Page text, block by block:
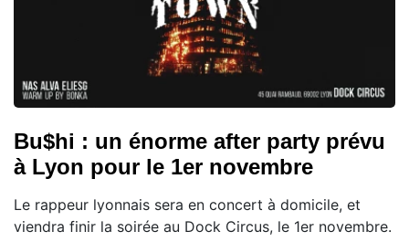
Bu$hi : un énorme after party prévu
à Lyon pour le 1er novembre
Le rappeur lyonnais sera en concert à domicile, et
viendra finir la soirée au Dock Circus, le 1er novembre.